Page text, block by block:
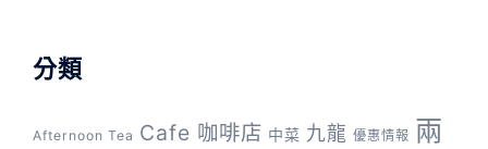
分類
Afternoon Tea Cafe 咖啡店 中菜 九龍 優惠情報 兩